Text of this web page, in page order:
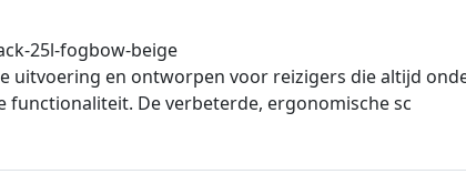
25l-fogbow-beige
uitvoering en ontworpen voor reizigers die altijd
De verbeterde, ergonomische sc